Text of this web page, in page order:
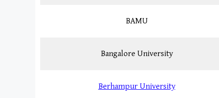
BAMU
Bangalore University
Berhampur University